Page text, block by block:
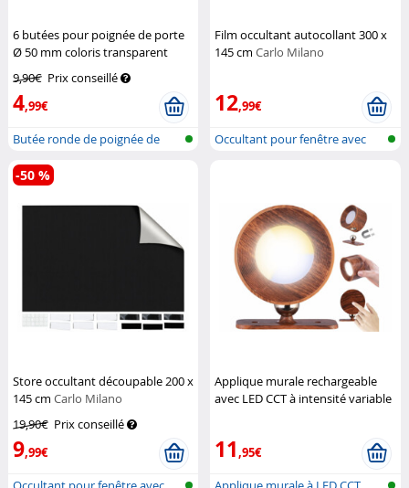
6 butées pour poignée de porte
Ø 50 mm coloris transparent
9,90€ Prix conseillé
4,99€
Butée ronde de poignée de
porte mur...
Film occultant autocollant 300 x
145 cmCarlo Milano
12,99€
Occultant pour fenêtre avec
Store occultant découpable 200 x
145 cm Carlo Milano
19,90€ Prix conseillé
9,99€
-50 %
Applique murale rechargeable
avec LED CCT à intensité variable
11,95€